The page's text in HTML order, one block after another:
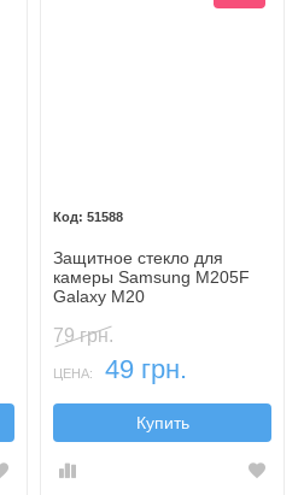
51588
Защитное стекло для
камеры Samsung M205F
Galaxy M20
79 грн.
ЦЕНА: 49 грн.
Купить